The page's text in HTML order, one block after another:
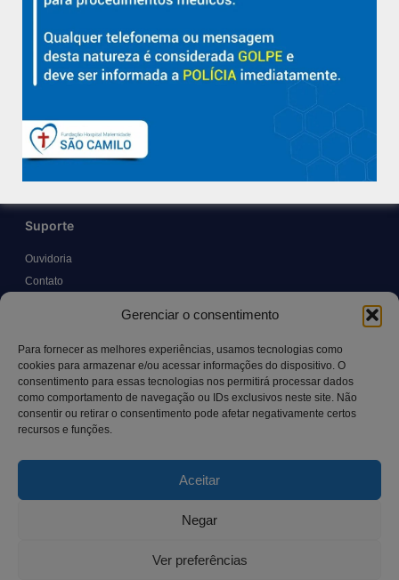
Gerenciar o consentimento
Para fornecer as melhores experiências, usamos tecnologias como
cookies para armazenar e/ou acessar informações do dispositivo. O
consentimento para essas tecnologias nos permitirá processar dados
como comportamento de navegação ou IDs exclusivos neste site. Não
consentir ou retirar o consentimento pode afetar negativamente certos
recursos e funções.
Aceitar
Negar
Ver preferências
Sobre
Nossa História e Fundador
Trabalhe Conosco
Blog
Suporte
Ouvidoria
Contato
Canal LGPD e Segurança da Informação
Contato